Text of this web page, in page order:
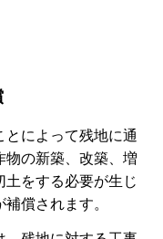
とによって残地に通
物の新築、改築、増
をする必要が生じ
償されます。